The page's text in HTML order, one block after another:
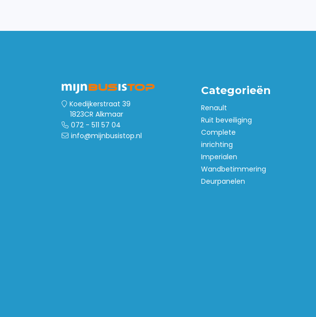
Koedijkerstraat 39
1823CR Alkmaar
072 - 511 57 04
info@mijnbusistop.nl
Categorieën
Renault
Ruit beveiliging
Complete
inrichting
Imperialen
Wandbetimmering
Deurpanelen